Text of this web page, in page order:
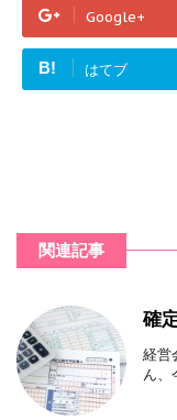
Google+
B! はてブ
関連記事
確
経営
ん、